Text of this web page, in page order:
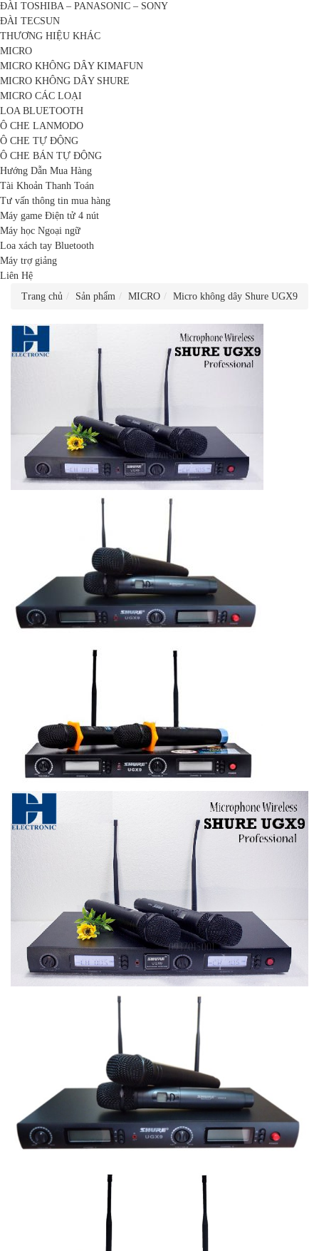
ĐÀI TOSHIBA – PANASONIC – SONY
ĐÀI TECSUN
THƯƠNG HIỆU KHÁC
MICRO
MICRO KHÔNG DÂY KIMAFUN
MICRO KHÔNG DÂY SHURE
MICRO CÁC LOẠI
LOA BLUETOOTH
Ô CHE LANMODO
Ô CHE TỰ ĐỘNG
Ô CHE BÁN TỰ ĐỘNG
Hướng Dẫn Mua Hàng
Tài Khoản Thanh Toán
Tư vấn thông tin mua hàng
Máy game Điện tử 4 nút
Máy học Ngoại ngữ
Loa xách tay Bluetooth
Máy trợ giảng
Liên Hệ
Trang chủ
Sản phẩm MICRO Micro không dây Shure UGX9